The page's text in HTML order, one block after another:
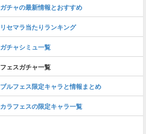
ガチャの最新情報とおすすめ
リセマラ当たりランキング
ガチャシミュ一覧
フェスガチャ一覧
ブルフェス限定キャラと情報まとめ
カラフェスの限定キャラ一覧